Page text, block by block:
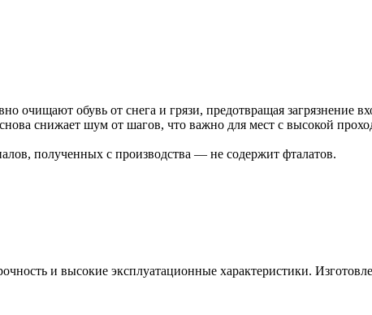
очищают обувь от снега и грязи, предотвращая
снижает шум от шагов, что важно для мест с высокой
полученных с производства — не содержит фталатов.
и высокие эксплуатационные характеристики.